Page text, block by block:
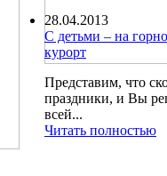
28.04.2013
С детьми – на
курорт
Представим, что
праздники, и Вы
всей...
Читать полностью